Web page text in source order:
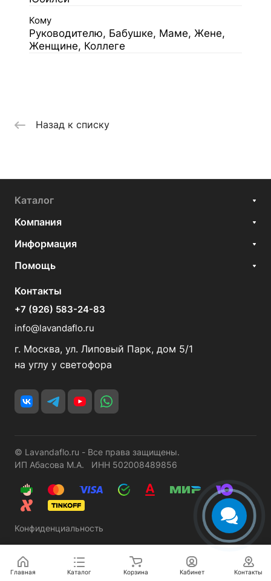
Кому
Руководителю, Бабушке, Маме, Жене,
Женщине, Коллеге
Назад к списку
Каталог
Компания
Информация
Помощь
Контакты
+7 (926) 583-24-83
info@lavandaflo.ru
г. Москва, ул. Липовый Парк, дом 5/1
на углу у светофора
© Lavandaflo.ru - Все права защищены.
ИП Абасова М.А. ИНН 502008489856
Конфиденциальность
Главная Каталог Корзина Кабинет Контакты